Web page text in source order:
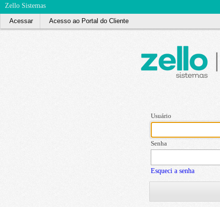
Zello Sistemas
Acessar Acesso ao Portal do Cliente
Usuário
Senha
Esqueci a senha